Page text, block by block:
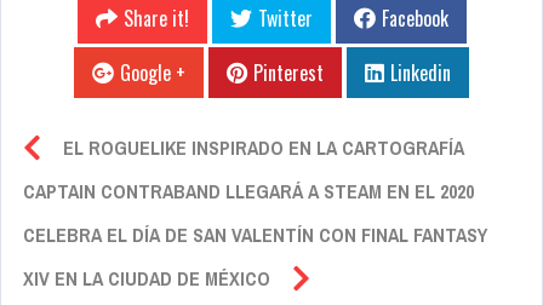
Share it! Twitter
Facebook
Google +
Pinterest Linkedin
EL ROGUELIKE INSPIRADO EN LA CARTOGRAFÍA
CAPTAIN CONTRABAND LLEGARÁ A STEAM EN EL 2020
CELEBRA EL DÍA DE SAN VALENTÍN CON FINAL FANTASY
XIV EN LA CIUDAD DE MÉXICO